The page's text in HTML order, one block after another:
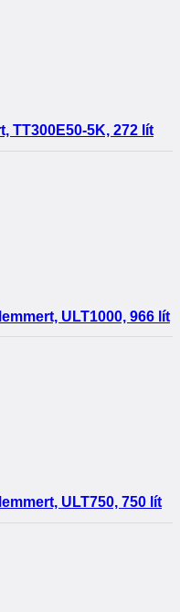
TT300E50-5K, 272 lít
ULT1000, 966 lít
ULT750, 750 lít